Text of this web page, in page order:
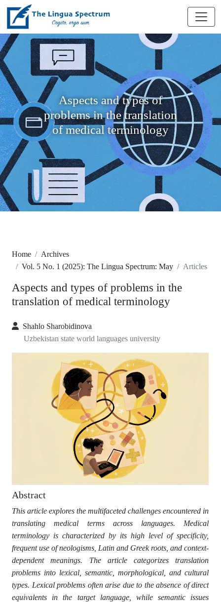
Aspects and types of
problems in the translation
of medical terminology
Home
Archives
Vol. 5 No. 1 (2025): The Lingua Spectrum: May
Articles
Aspects and types of problems in the
translation of medical terminology
Shahlo Sharobidinova
Uzbekistan state world languages university
Abstract
This article explores the multifaceted challenges encountered in
translating medical terms across languages. Medical
terminology is characterized by its high level of specificity,
frequent use of neologisms, Latin and Greek roots, and context-
dependent meanings. The article categorizes translation
problems into lexical, semantic, morphological, and cultural
types. Lexical problems often arise due to the absence of direct
equivalents in the target language, while semantic issues